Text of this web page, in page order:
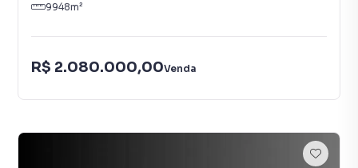
9948m²
R$ 2.080.000,00Venda